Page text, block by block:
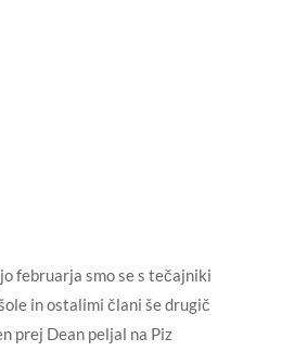
februarja smo se s tečajniki
in ostalimi člani še drugič
prej Dean peljal na Piz